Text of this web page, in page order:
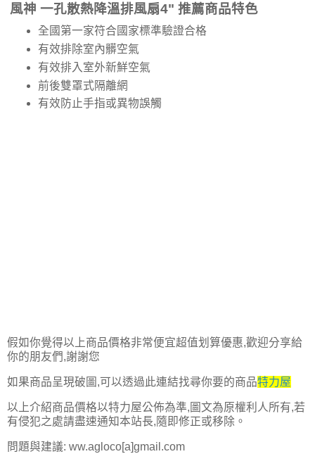
風神 一孔散熱降溫排風扇4" 推薦商品特色
全國第一家符合國家標準驗證合格
有效排除室內髒空氣
有效排入室外新鮮空氣
前後雙罩式隔離網
有效防止手指或異物誤觸
假如你覺得以上商品價格非常便宜超值划算優惠,歡迎分享給
你的朋友們,謝謝您
如果商品呈現破圖,可以透過此連結找尋你要的商品特力屋
以上介紹商品價格以特力屋公佈為準,圖文為原權利人所有,若
有侵犯之處請盡速通知本站長,隨即修正或移除。
問題與建議: ww.agloco[a]gmail.com